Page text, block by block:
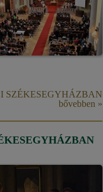
SZÉKESEGYHÁZBAN
bővebben »